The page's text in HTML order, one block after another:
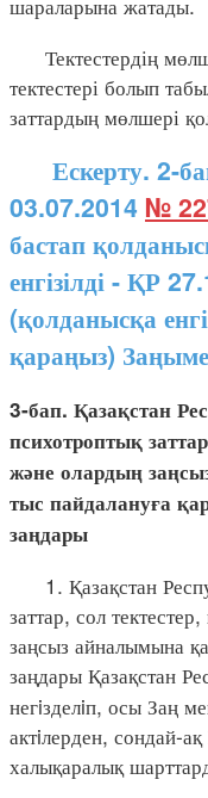
Тектестердің
тектестері болып
заттардың мөлшері
Ескерту. 2-
03.07.2014 №
бастап
енгізілді - ҚР
(қолданысқа
қараңыз)
3-бап. Қазақстан
психотроптық
және олардың
тыс пайдалануға
заңдары
1. Қазақстан
заттар, сол
заңсыз айналымына
заңдары Қазақстан
негiзделiп, осы Заң
актiлерден, сондай-
халықаралық